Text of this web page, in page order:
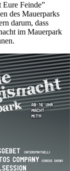
Eure Feinde”
des Mauerparks
darum, dass
im Mauerpark